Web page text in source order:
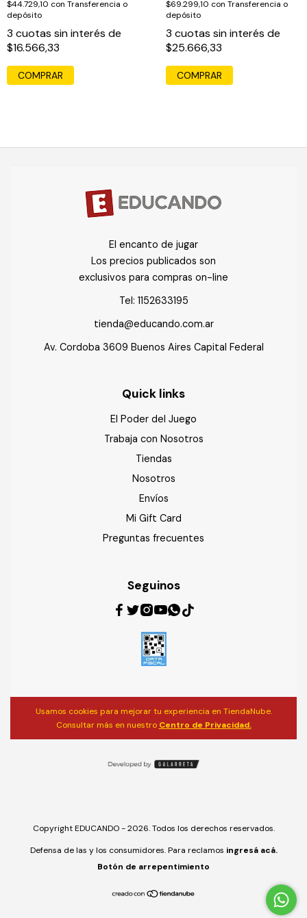
$44.729,10 con Transferencia o
depósito
3 cuotas sin interés de
$16.566,33
$69.299,10 con Transferencia o
depósito
3 cuotas sin interés de
$25.666,33
El encanto de jugar
Los precios publicados son
exclusivos para compras on-line
Tel: 1152633195
tienda@educando.com.ar
Av. Cordoba 3609 Buenos Aires Capital Federal
Quick links
El Poder del Juego
Trabaja con Nosotros
Tiendas
Nosotros
Envíos
Mi Gift Card
Preguntas frecuentes
Seguinos
Usamos cookies para mejorar tu experiencia en TiendaNube.
Consultar más en nuestro Centro de Privacidad.
Copyright EDUCANDO - 2026. Todos los derechos reservados.
Defensa de las y los consumidores. Para reclamos ingresá acá.
Botón de arrepentimiento